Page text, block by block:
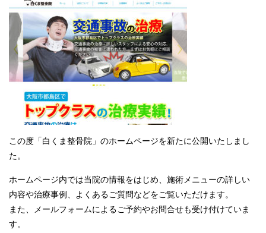
この度「白くま整骨院」のホームページを新たに公開いたしまし
た。
ホームページ内では当院の情報をはじめ、施術メニューの詳しい
内容や治療事例、よくあるご質問などをご覧いただけます。
また、メールフォームによるご予約やお問合せも受け付けていま
す。